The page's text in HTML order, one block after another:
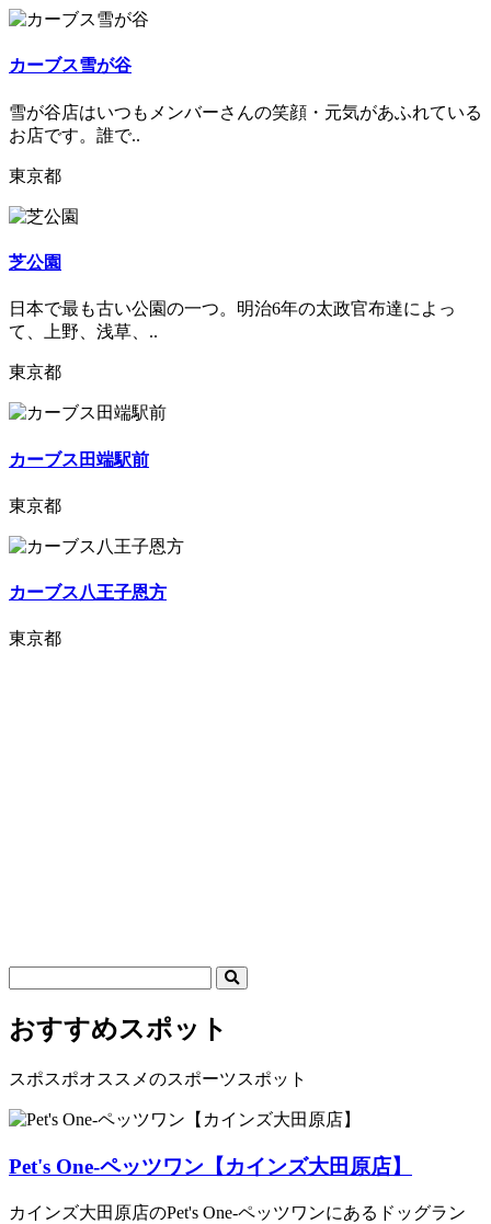
カーブス雪が谷
雪が谷店はいつもメンバーさんの笑顔・元気があふれている
お店です。誰で..
東京都
芝公園
日本で最も古い公園の一つ。明治6年の太政官布達によっ
て、上野、浅草、..
東京都
カーブス田端駅前
東京都
カーブス八王子恩方
東京都
おすすめスポット
スポスポオススメのスポーツスポット
Pet's One-ペッツワン【カインズ大田原店】
カインズ大田原店のPet's One-ペッツワンにあるドッグラン